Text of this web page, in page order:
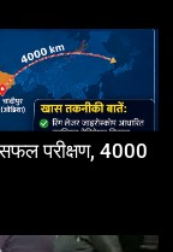
सफल परीक्षण, 4000